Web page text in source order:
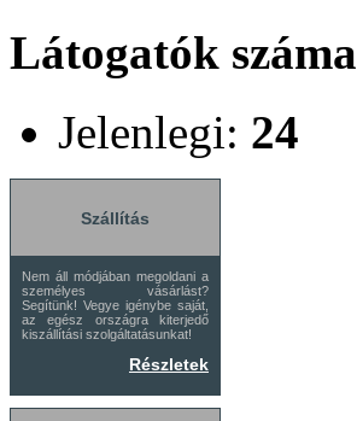
Látogatók száma
Jelenlegi: 24
Szállítás
Nem áll módjában megoldani a
személyes vásárlást?
Segítünk! Vegye igénybe saját,
az egész országra kiterjedő
kiszállítási szolgáltatásunkat!
Részletek